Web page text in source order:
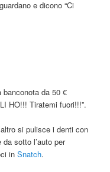
e dicono “Ci
banconota da 50 €
HO!!! Tiratemi fuori!!!”.
si pulisce i denti con
sotto l’auto per
inSnatch.